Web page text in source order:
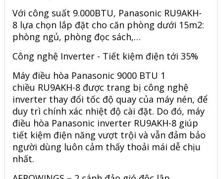
Với công suất 9.000BTU, Panasonic RU9AKH-
8 lựa chọn lắp đặt cho căn phòng dưới 15m2:
phòng ngủ, phòng đọc sách,…
Công nghệ Inverter - Tiết kiệm điện tới 35%
Máy điều hòa Panasonic 9000 BTU 1
chiều RU9AKH-8 được trang bị công nghệ
inverter thay đổi tốc độ quay của máy nén, để
duy trì chính xác nhiệt độ cài đặt. Do đó, máy
điều hòa Panasonic inverter RU9AKH-8 giúp
tiết kiệm điện năng vượt trội và vẫn đảm bảo
người dùng luôn cảm thấy thoải mái dễ chịu
nhất.